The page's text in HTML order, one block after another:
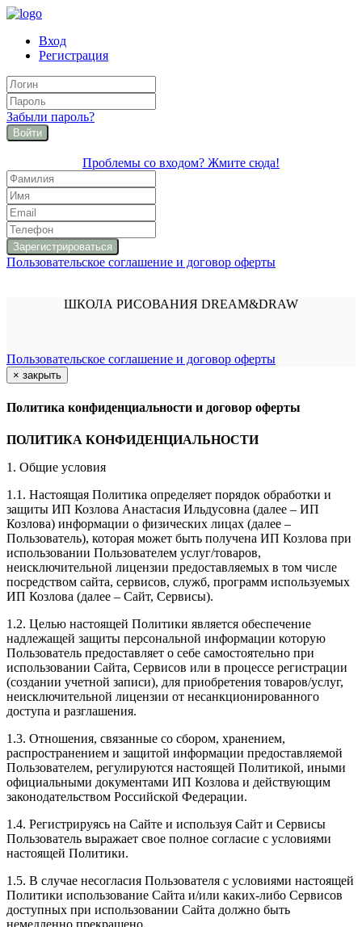
Вход
Регистрация
Забыли пароль?
Войти
Проблемы со входом? Жмите сюда!
Пользовательское соглашение и договор оферты
ШКОЛА РИСОВАНИЯ DREAM&DRAW
Пользовательское соглашение и договор оферты
× закрыть
Политика конфиденциальности и договор оферты
ПОЛИТИКА КОНФИДЕНЦИАЛЬНОСТИ
1. Общие условия
1.1. Настоящая Политика определяет порядок обработки и
защиты ИП Козлова Анастасия Ильдусовна (далее – ИП
Козлова) информации о физических лицах (далее –
Пользователь), которая может быть получена ИП Козлова при
использовании Пользователем услуг/товаров,
неисключительной лицензии предоставляемых в том числе
посредством сайта, сервисов, служб, программ используемых
ИП Козлова (далее – Сайт, Сервисы).
1.2. Целью настоящей Политики является обеспечение
надлежащей защиты персональной информации которую
Пользователь предоставляет о себе самостоятельно при
использовании Сайта, Сервисов или в процессе регистрации
(создании учетной записи), для приобретения товаров/услуг,
неисключительной лицензии от несанкционированного
доступа и разглашения.
1.3. Отношения, связанные со сбором, хранением,
распространением и защитой информации предоставляемой
Пользователем, регулируются настоящей Политикой, иными
официальными документами ИП Козловa и действующим
законодательством Российской Федерации.
1.4. Регистрируясь на Сайте и используя Сайт и Сервисы
Пользователь выражает свое полное согласие с условиями
настоящей Политики.
1.5. В случае несогласия Пользователя с условиями настоящей
Политики использование Сайта и/или каких-либо Сервисов
доступных при использовании Сайта должно быть
немедленно прекращено.